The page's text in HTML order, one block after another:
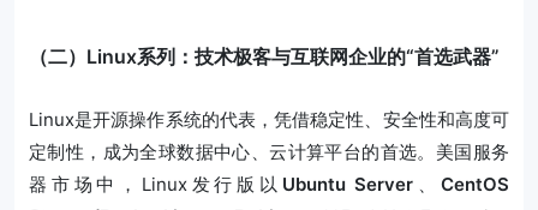
（二）Linux系列：技术极客与互联网企业的“首选武器”
Linux是开源操作系统的代表，凭借稳定性、安全性和高度可
定制性，成为全球数据中心、云计算平台的首选。美国服务
器市场中，Linux发行版以 Ubuntu Server 、CentOS